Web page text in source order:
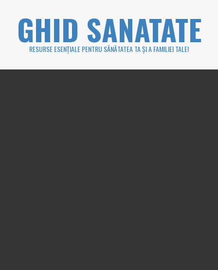
GHID SANATATE
RESURSE ESENȚIALE PENTRU SĂNĂTATEA TA ȘI A FAMILIEI TALE!